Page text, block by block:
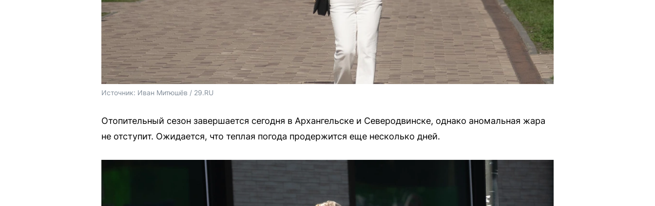
Источник: Иван Митюшёв / 29.RU
Отопительный сезон завершается сегодня в Архангельске и Северодвинске, однако аномальная жара
не отступит. Ожидается, что теплая погода продержится еще несколько дней.